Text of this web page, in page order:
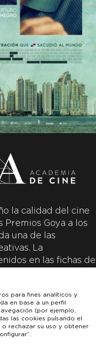
la calidad del cine
Premios Goya a los
una de las
La
en las fichas de
responsabilidad
para fines analíticos y
en base a un perfil
(por ejemplo,
las cookies pulsando el
rechazar su uso y obtener